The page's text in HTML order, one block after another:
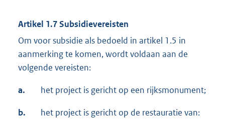
Artikel 1.7 Subsidievereisten
Om voor subsidie als bedoeld in artikel 1.5 in
aanmerking te komen, wordt voldaan aan de
volgende vereisten:
a. het project is gericht op een rijksmonument;
b. het project is gericht op de restauratie van: